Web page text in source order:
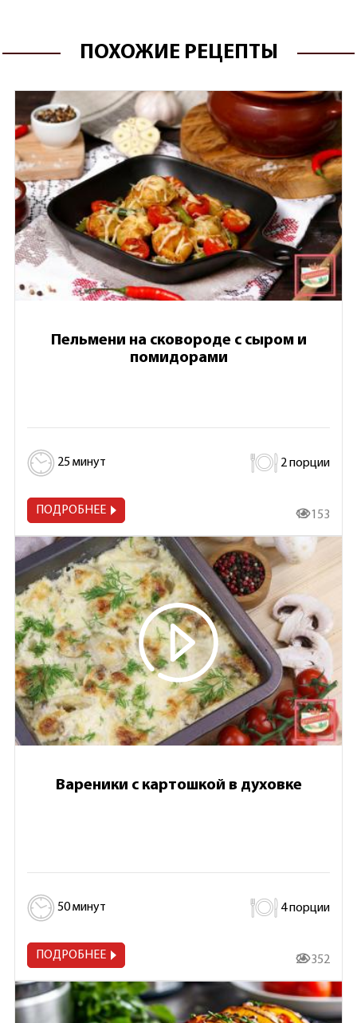
ПОХОЖИЕ РЕЦЕПТЫ
Пельмени на сковороде с сыром и
помидорами
25 минут 2 порции
ПОДРОБНЕЕ 13 153
Вареники с картошкой в духовке
50 минут 4 порции
ПОДРОБНЕЕ 25 352